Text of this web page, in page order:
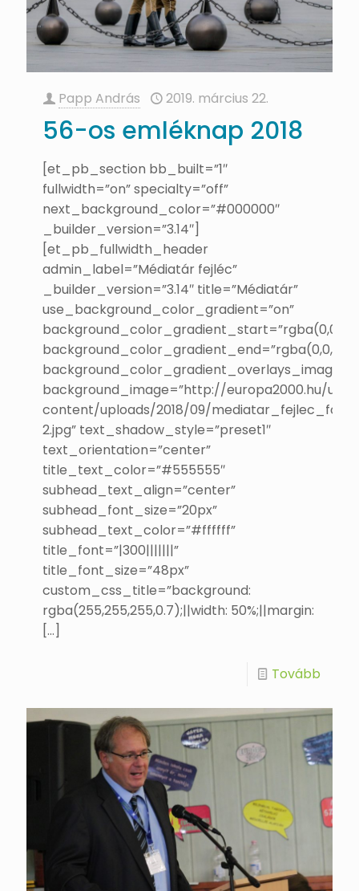
Papp András 2019. március 22.
56-os emléknap 2018
[et_pb_section bb_built=”1″
fullwidth=”on” specialty=”off”
next_background_color=”#000000″
_builder_version=”3.14″]
[et_pb_fullwidth_header
admin_label=”Médiatár fejléc”
_builder_version=”3.14″ title=”Médiatár”
use_background_color_gradient=”on”
background_image=”http://europa2000.hu/uj/
content/uploads/2018/09/mediatar_fejlec_foto-
2.jpg” text_shadow_style=”preset1″
text_orientation=”center”
title_text_color=”#555555″
subhead_text_align=”center”
subhead_font_size=”20px”
subhead_text_color=”#ffffff”
title_font=”|300|||||||”
title_font_size=”48px”
custom_css_title=”background:
rgba(255,255,255,0.7);||width: 50%;||margin:
[…]
Tovább